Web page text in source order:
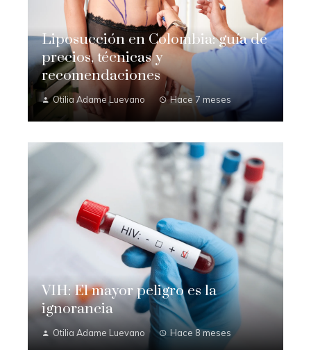
Liposucción en Colombia: guía de
precios, técnicas y
recomendaciones
Otilia Adame Luevano Hace 7 meses
VIH: El mayor peligro es la
ignorancia
Otilia Adame Luevano Hace 8 meses